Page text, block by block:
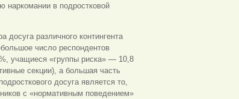
наркомании в подростковой
досуга различного контингента
число респондентов
учащиеся «группы риска» — 10,8
секции), а большая часть
досуга является то,
с «нормативным поведением»